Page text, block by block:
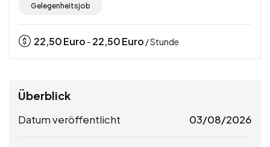
Gelegenheitsjob
22,50Euro - 22,50Euro / Stunde
Überblick
Datum veröffentlicht 03/08/2026